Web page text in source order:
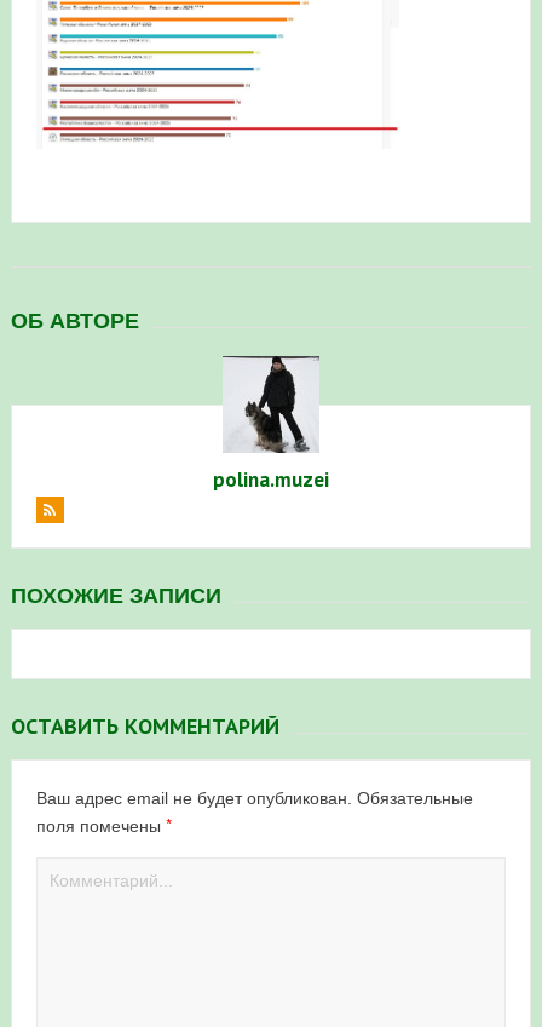
Мониторинг орнитофауны на постоянных маршрутах
в Республике Башкортостан в 2026 году
ОБ АВТОРЕ
polina.muzei
ПОХОЖИЕ ЗАПИСИ
ОСТАВИТЬ КОММЕНТАРИЙ
Ваш адрес email не будет опубликован. Обязательные
поля помечены *